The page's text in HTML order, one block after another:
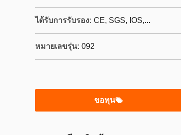
ได้รับการรับรอง: CE, SGS, IOS,...
หมายเลขรุ่น: 092
ขอทุน